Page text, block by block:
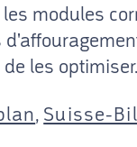
modules
les optimiser.
, Suisse-